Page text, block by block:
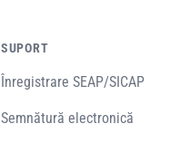
SUPORT
Înregistrare SEAP/SICAP
Semnătură electronică